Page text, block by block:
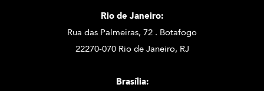
Rio de Janeiro:
Rua das Palmeiras, 72 . Botafogo
22270-070 Rio de Janeiro, RJ
Brasília: